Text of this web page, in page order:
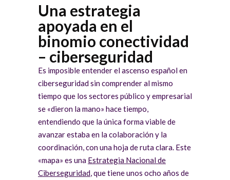
Una estrategia
apoyada en el
binomio conectividad
– ciberseguridad
Es imposible entender el ascenso español en
ciberseguridad sin comprender al mismo
tiempo que los sectores público y empresarial
se «dieron la mano» hace tiempo,
entendiendo que la única forma viable de
avanzar estaba en la colaboración y la
coordinación, con una hoja de ruta clara. Este
«mapa» es una Estrategia Nacional de
Ciberseguridad, que tiene unos ocho años de